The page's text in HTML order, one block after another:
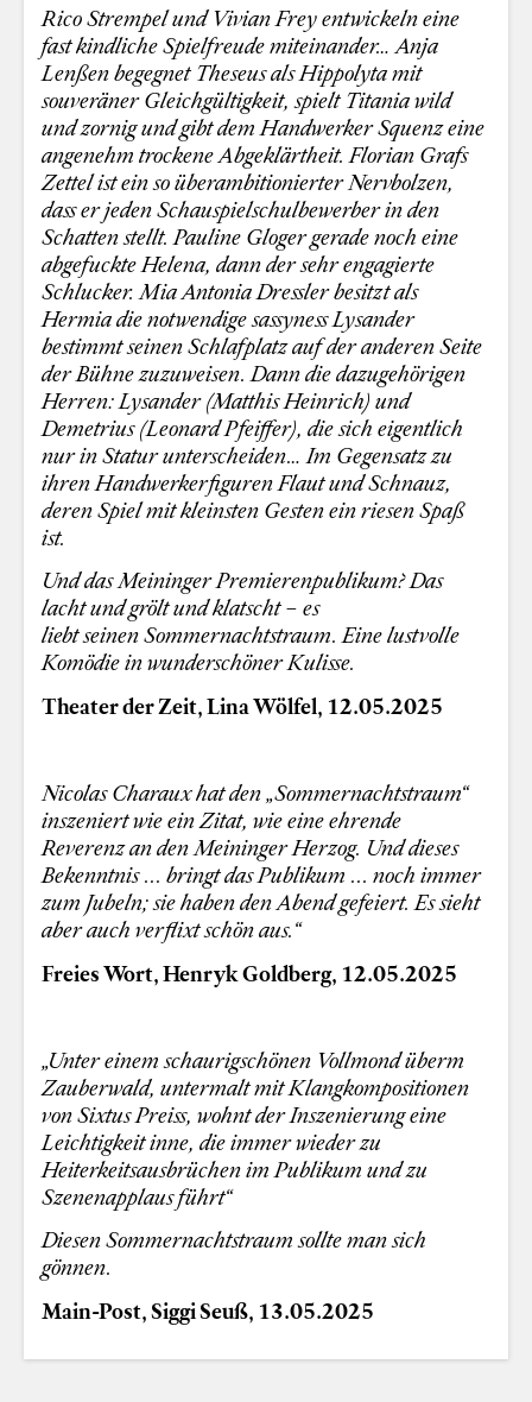
Rico Strempel und Vivian Frey entwickeln eine
fast kindliche Spielfreude miteinander… Anja
Lenßen begegnet Theseus als Hippolyta mit
souveräner Gleichgültigkeit, spielt Titania wild
und zornig und gibt dem Handwerker Squenz eine
angenehm trockene Abgeklärtheit. Florian Grafs
Zettel ist ein so überambitionierter Nervbolzen,
dass er jeden Schauspielschulbewerber in den
Schatten stellt. Pauline Gloger gerade noch eine
abgefuckte Helena, dann der sehr engagierte
Schlucker. Mia Antonia Dressler besitzt als
Hermia die notwendige sassyness Lysander
bestimmt seinen Schlafplatz auf der anderen Seite
der Bühne zuzuweisen. Dann die dazugehörigen
Herren: Lysander (Matthis Heinrich) und
Demetrius (Leonard Pfeiffer), die sich eigentlich
nur in Statur unterscheiden… Im Gegensatz zu
ihren Handwerkerfiguren Flaut und Schnauz,
deren Spiel mit kleinsten Gesten ein riesen Spaß
ist.
Und das Meininger Premierenpublikum? Das
lacht und grölt und klatscht – es
liebt seinen Sommernachtstraum. Eine lustvolle
Komödie in wunderschöner Kulisse.
Theater der Zeit, Lina Wölfel, 12.05.2025
Nicolas Charaux hat den „Sommernachtstraum“
inszeniert wie ein Zitat, wie eine ehrende
Reverenzan den Meininger Herzog. Und dieses
Bekenntnis ... bringt das Publikum ... noch immer
zum Jubeln; sie haben den Abend gefeiert. Es sieht
aber auch verflixt schön aus.“
Freies Wort, Henryk Goldberg, 12.05.2025
„Unter einem schaurigschönen Vollmond überm
Zauberwald, untermalt mit Klangkompositionen
von Sixtus Preiss, wohnt der Inszenierung eine
Leichtigkeit inne, die immer wieder zu
Heiterkeitsausbrüchen im Publikum und zu
Szenenapplaus führt“
Diesen Sommernachtstraum sollte man sich
gönnen.
Main-Post, Siggi Seuß, 13.05.2025